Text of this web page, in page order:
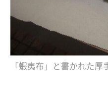
「蝦夷布」と書かれた